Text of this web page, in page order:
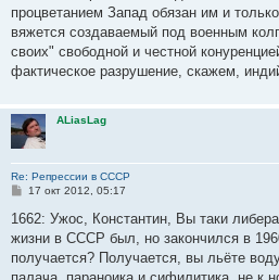
процветанием Запад обязан им и
вяжется создаваемый под военным
своих" свободной и честной
фактическое разрушение, скажем,
ALiasLag
Re: Репрессии в СССР
С
о
щ
е
17 окт 2012, 05:17
1662: Ужос, Константин, Вы таки
жизни в СССР был, но закончился в
получается? Получается, вы льёте